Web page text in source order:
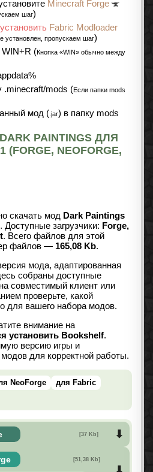
Minecraft Forge
шаг)
установить Fabric Modloader
установлен, пропускаем шаг)
(Кнопка «WIN» обычно между
.minecraft/mods (Если папки mods
мод (.jar) в папку mods
PAINTINGS ДЛЯ
NEOFORGE,
скачать мод Dark Paintings
. Доступные загрузчики: Forge,
. Всего файлов для этой
файлов — 165,08 Kb.
мода, адаптированная
собраны доступные
совместимый клиент или
проверьте, какой
для вашего набора модов.
внимание на
установить Bookshelf.
версию игры и
для корректной работы.
NeoForge
для Fabric
[37 Kb]
[51,38 Kb]